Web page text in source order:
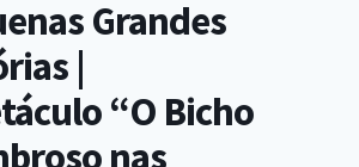
Grandes
|
“O Bicho
nas